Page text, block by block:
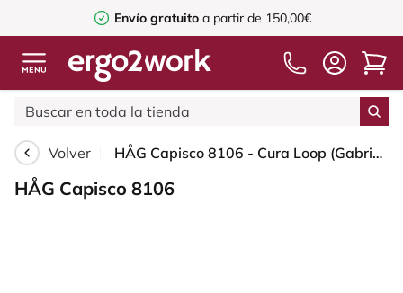
Envío gratuito a partir de 150,00€
Volver HÅG Capisco 8106 - Cura Loop (Gabriel) - Poliéster reciclados - CLP61168 Beige-grey - White - 265 mm (seat height 53-79cm) - Hard castors for soft floors
HÅG Capisco 8106